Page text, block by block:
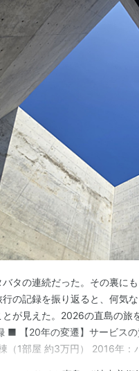
タの連続だった。その裏に
の記録を振り返ると、何気
が見えた。2026の直島の旅
■ 【20年の変遷】サービス
（1部屋 約3万円） 2016年：